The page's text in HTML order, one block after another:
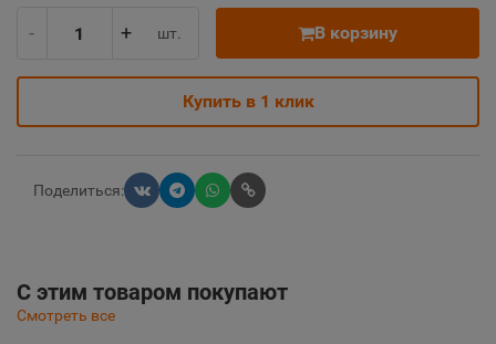
- + шт. В корзину
Купить в 1 клик
Поделиться:
С этим товаром покупают
Смотреть все